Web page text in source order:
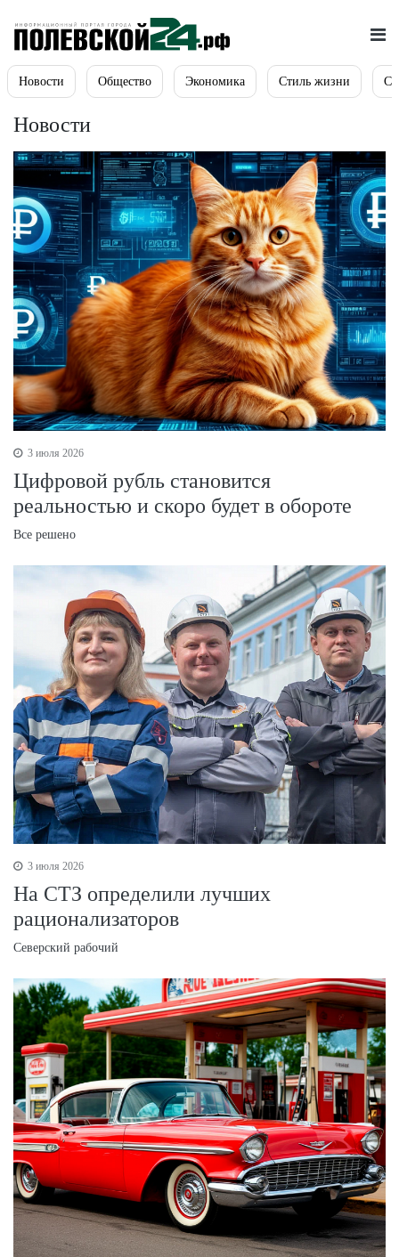
Новости Общество Экономика Стиль жизни
Новости
3 июля 2026
Цифровой рубль становится
реальностью и скоро будет в обороте
Все решено
3 июля 2026
На СТЗ определили лучших
рационализаторов
Северский рабочий